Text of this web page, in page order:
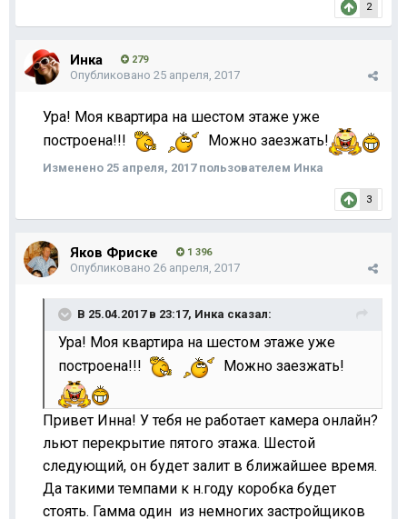
2
Инка 279
Опубликовано 25 апреля, 2017
Ура! Моя квартира на шестом этаже уже
построена!!!
Можно заезжать!
Изменено 25 апреля, 2017пользователем Инка
3
Яков Фриске 1 396
Опубликовано 26 апреля, 2017
В 25.04.2017 в 23:17, Инка сказал:
Ура! Моя квартира на шестом этаже уже
построена!!!
Можно заезжать!
Привет Инна! У тебя не работает камера онлайн?
льют перекрытие пятого этажа. Шестой
следующий, он будет залит в ближайшее время.
Да такими темпами к н.году коробка будет
стоять. Гамма один из немногих застройщиков